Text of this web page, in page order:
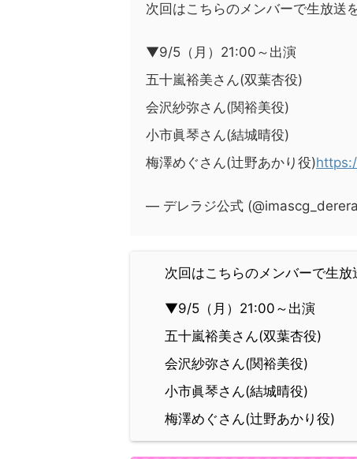
次回はこちらのメンバーで生放送
▼9/5（月）21:00～出演
五十嵐裕美さん(双葉杏役)
会沢紗弥さん(関裕美役)
小市眞琴さん(結城晴役)
梅澤めぐさん(辻野あかり役)
— デレラジ公式
次回はこちらのメンバーで生
▼9/5（月）21:00～出演
五十嵐裕美さん(双葉杏役)
会沢紗弥さん(関裕美役)
小市眞琴さん(結城晴役)
梅澤めぐさん(辻野あかり役)